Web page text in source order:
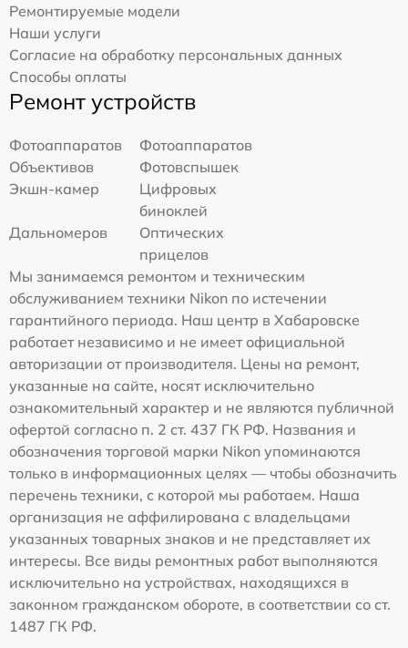
Ремонтируемые модели
Наши услуги
Согласие на обработку персональных данных
Способы оплаты
Ремонт устройств
Фотоаппаратов
Фотоаппаратов
Объективов
Фотовспышек
Экшн-камер
Цифровых
биноклей
Дальномеров
Оптических
прицелов
Мы занимаемся ремонтом и техническим
обслуживанием техники Nikon по истечении
гарантийного периода. Наш центр в Хабаровске
работает независимо и не имеет официальной
авторизации от производителя. Цены на ремонт,
указанные на сайте, носят исключительно
ознакомительный характер и не являются публичной
офертой согласно п. 2 ст. 437 ГК РФ. Названия и
обозначения торговой марки Nikon упоминаются
только в информационных целях — чтобы обозначить
перечень техники, с которой мы работаем. Наша
организация не аффилирована с владельцами
указанных товарных знаков и не представляет их
интересы. Все виды ремонтных работ выполняются
исключительно на устройствах, находящихся в
законном гражданском обороте, в соответствии со ст.
1487 ГК РФ.